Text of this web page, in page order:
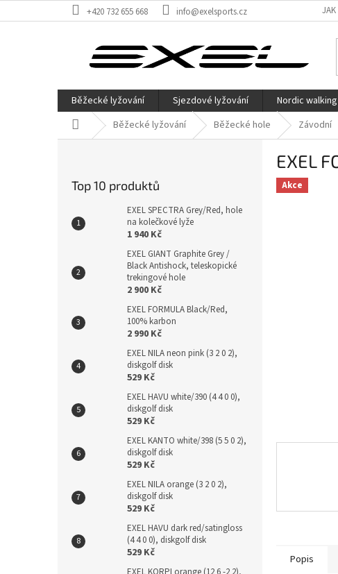
na
+420 732 655 668 info@exelsports.cz
Běžecké lyžování Sjezdové lyžování Nordic walking
Domů Běžecké lyžování Běžecké hole Závodní
Top 10 produktů
EXEL SPECTRA Grey/Red, hole
na kolečkové lyže
1 940 Kč
EXEL GIANT Graphite Grey /
Black Antishock, teleskopické
trekingové hole
2 900 Kč
EXEL FORMULA Black/Red,
100% karbon
2 990 Kč
EXEL NILA neon pink (3 2 0 2),
diskgolf disk
529 Kč
EXEL HAVU white/390 (4 4 0 0),
diskgolf disk
529 Kč
EXEL KANTO white/398 (5 5 0 2),
diskgolf disk
529 Kč
EXEL NILA orange (3 2 0 2),
diskgolf disk
529 Kč
EXEL HAVU dark red/satingloss
(4 4 0 0), diskgolf disk
529 Kč
EXEL
Akce
Popis